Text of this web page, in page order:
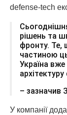
defense-tech
рішень та
фронту. Те,
частиною
Україна
– зазначив
У компанії